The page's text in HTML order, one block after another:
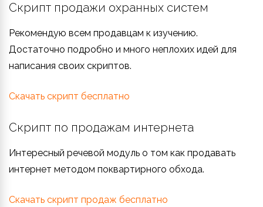
Скрипт продажи охранных систем
Рекомендую всем продавцам к изучению.
Достаточно подробно и много неплохих идей для
написания своих скриптов.
Скачать скрипт бесплатно
Скрипт по продажам интернета
Интересный речевой модуль о том как продавать
интернет методом поквартирного обхода.
Скачать скрипт продаж бесплатно